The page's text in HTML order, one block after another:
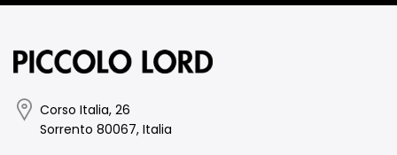
Corso Italia, 26
Sorrento 80067, Italia